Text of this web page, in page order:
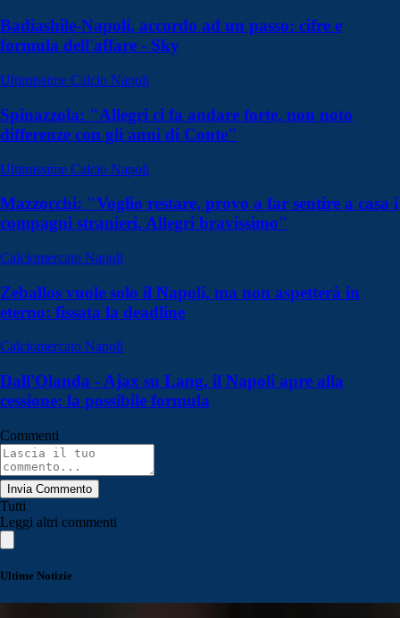
Badiashile-Napoli, accordo ad un passo: cifre e
formula dell'affare - Sky
Ultimissime Calcio Napoli
Spinazzola: "Allegri ci fa andare forte, non noto
differenze con gli anni di Conte"
Ultimissime Calcio Napoli
Mazzocchi: "Voglio restare, provo a far sentire a casa i
compagni stranieri. Allegri bravissimo"
Calciomercato Napoli
Zeballos vuole solo il Napoli, ma non aspetterà in
eterno: fissata la deadline
Calciomercato Napoli
Dall'Olanda - Ajax su Lang, il Napoli apre alla
cessione: la possibile formula
Commenti
Invia Commento
Tutti
Leggi altri commenti
Ultime Notizie